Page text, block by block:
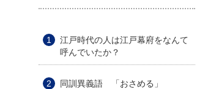
江戸時代の人は江戸幕府をなんて
呼んでいたか？
同訓異義語 「おさめる」